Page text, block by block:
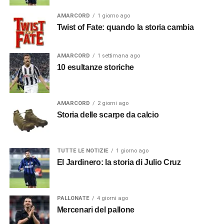
AMARCORD 1 giorno ago
Twist of Fate: quando la storia cambia
AMARCORD 1 settimana ago
10 esultanze storiche
AMARCORD 2 giorni ago
Storia delle scarpe da calcio
TUTTE LE NOTIZIE 1 giorno ago
El Jardinero: la storia di Julio Cruz
PALLONATE 4 giorni ago
Mercenari del pallone